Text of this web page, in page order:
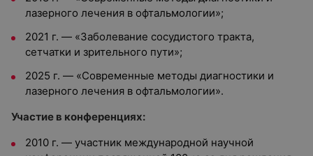
лазерного лечения в офтальмологии»;
2021 г. — «Заболевание сосудистого тракта,
сетчатки и зрительного пути»;
2025 г. — «Современные методы диагностики и
лазерного лечения в офтальмологии».
Участие в конференциях:
2010 г. — участник международной научной